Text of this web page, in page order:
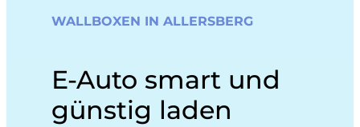
WALLBOXEN IN ALLERSBERG
E-Auto smart und
günstig laden